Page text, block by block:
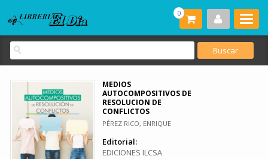
0
MEDIOS
AUTOCOMPOSITIVOS DE
RESOLUCION DE
CONFLICTOS
PÉREZ RICO, ENRIQUE
Editorial:
EDICIONES ILCSA